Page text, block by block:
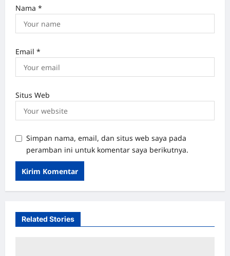
Nama *
Email *
Situs Web
Simpan nama, email, dan situs web saya pada
peramban ini untuk komentar saya berikutnya.
Related Stories